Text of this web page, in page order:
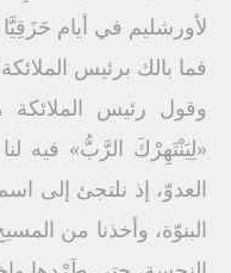
لأورشليم في أيام
فما بالك برئيس
وقول رئيس
«لِيَنْتَهِرْكَ الرَّبُّ» فيه
العدوّ، إذ نلتجئ إلى
البنوّة، وأخذنا من